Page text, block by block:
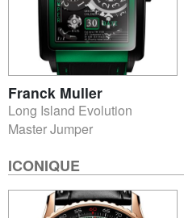
Franck Muller
Long Island Evolution
Master Jumper
ICONIQUE